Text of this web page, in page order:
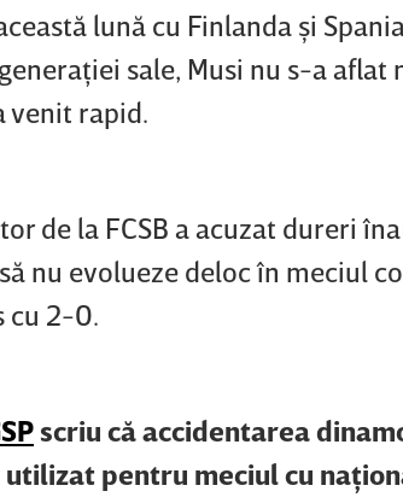
lună cu Finlanda şi
sale, Musi nu s-a aflat
venit rapid.
de la FCSB a acuzat dureri
nu evolueze deloc în meciul
cu 2-0.
scriu că accidentarea
pentru meciul cu